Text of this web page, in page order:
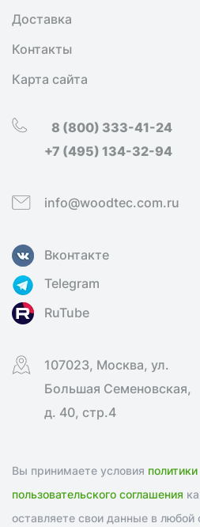
Доставка
Контакты
Карта сайта
8 (800) 333-41-24
+7 (495) 134-32-94
info@woodtec.com.ru
Вконтакте
Telegram
RuTube
107023, Москва, ул.
Большая Семеновская,
д. 40, стр.4
Вы принимаете условия
пользовательского соглашения
оставляете свои данные в любой